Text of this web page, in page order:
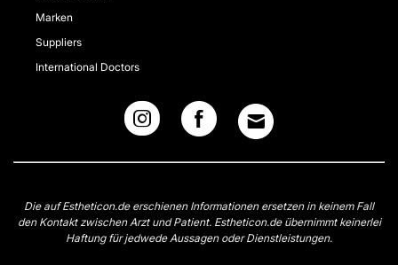
Marken
Suppliers
International Doctors
Die auf Estheticon.de erschienen Informationen ersetzen in keinem Fall
den Kontakt zwischen Arzt und Patient. Estheticon.de übernimmt keinerlei
Haftung für jedwede Aussagen oder Dienstleistungen.